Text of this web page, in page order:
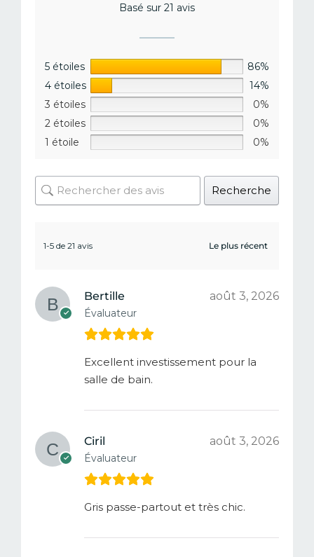
Basé sur 21 avis
5 étoiles
86%
4 étoiles
14%
3 étoiles
0%
2 étoiles
0%
1 étoile
0%
Recherche
1-5 de 21 avis
Bertille
Évaluateur
août 3, 2026
Excellent investissement pour la
salle de bain.
Ciril
Évaluateur
août 3, 2026
Gris passe-partout et très chic.